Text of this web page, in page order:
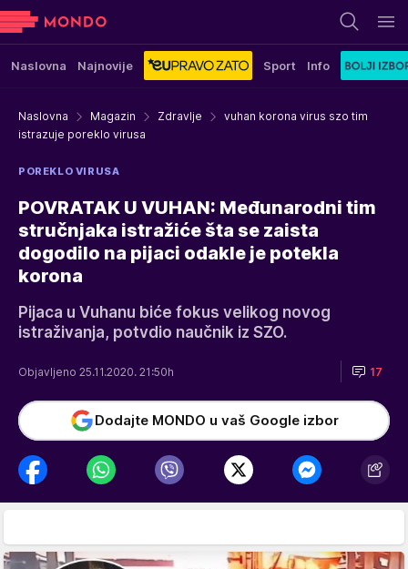
Naslovna Najnovije Sport Info
Naslovna Magazin Zdravlje
vuhan korona virus szo tim
istrazuje poreklo virusa
POREKLO VIRUSA
POVRATAK U VUHAN: Međunarodni tim
stručnjaka istražiće šta se zaista
dogodilo na pijaci odakle je potekla
korona
Pijaca u Vuhanu biće fokus velikog novog
istraživanja, potvdio naučnik iz SZO.
Objavljeno 25.11.2020. 21:50h 17
Dodajte MONDO u vaš Google izbor